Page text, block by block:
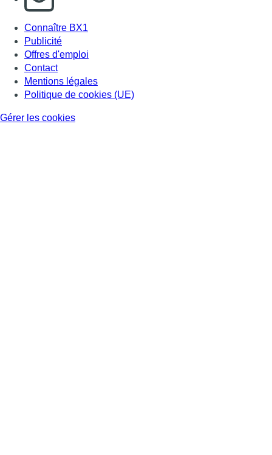
Connaître BX1
Publicité
Offres d'emploi
Contact
Mentions légales
Politique de cookies (UE)
Gérer les cookies